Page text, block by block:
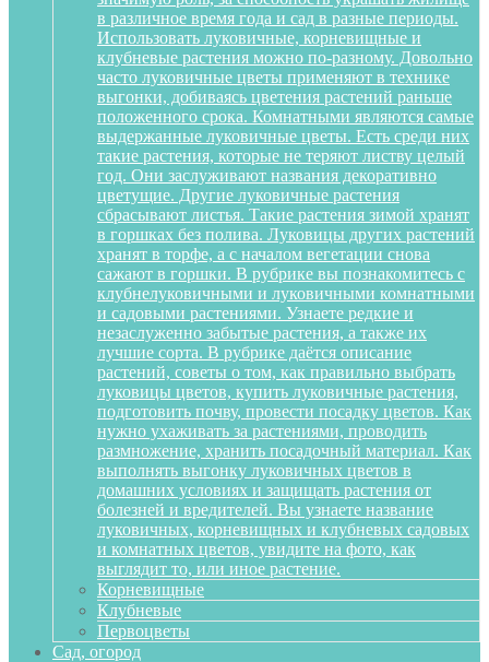
в различное время года и сад в разные периоды.
Использовать луковичные, корневищные и
клубневые растения можно по-разному. Довольно
часто луковичные цветы применяют в технике
выгонки, добиваясь цветения растений раньше
положенного срока. Комнатными являются самые
выдержанные луковичные цветы. Есть среди них
такие растения, которые не теряют листву целый
год. Они заслуживают названия декоративно
цветущие. Другие луковичные растения
сбрасывают листья. Такие растения зимой хранят
в горшках без полива. Луковицы других растений
хранят в торфе, а с началом вегетации снова
сажают в горшки. В рубрике вы познакомитесь с
клубнелуковичными и луковичными комнатными
и садовыми растениями. Узнаете редкие и
незаслуженно забытые растения, а также их
лучшие сорта. В рубрике даётся описание
растений, советы о том, как правильно выбрать
луковицы цветов, купить луковичные растения,
подготовить почву, провести посадку цветов. Как
нужно ухаживать за растениями, проводить
размножение, хранить посадочный материал. Как
выполнять выгонку луковичных цветов в
домашних условиях и защищать растения от
болезней и вредителей. Вы узнаете название
луковичных, корневищных и клубневых садовых
и комнатных цветов, увидите на фото, как
выглядит то, или иное растение.
Корневищные
Клубневые
Первоцветы
Сад, огород